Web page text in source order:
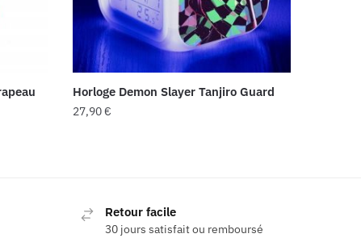
Horloge Demon Slayer Tanjiro Guard
27,90€
Retour facile
30 jours satisfait ou remboursé